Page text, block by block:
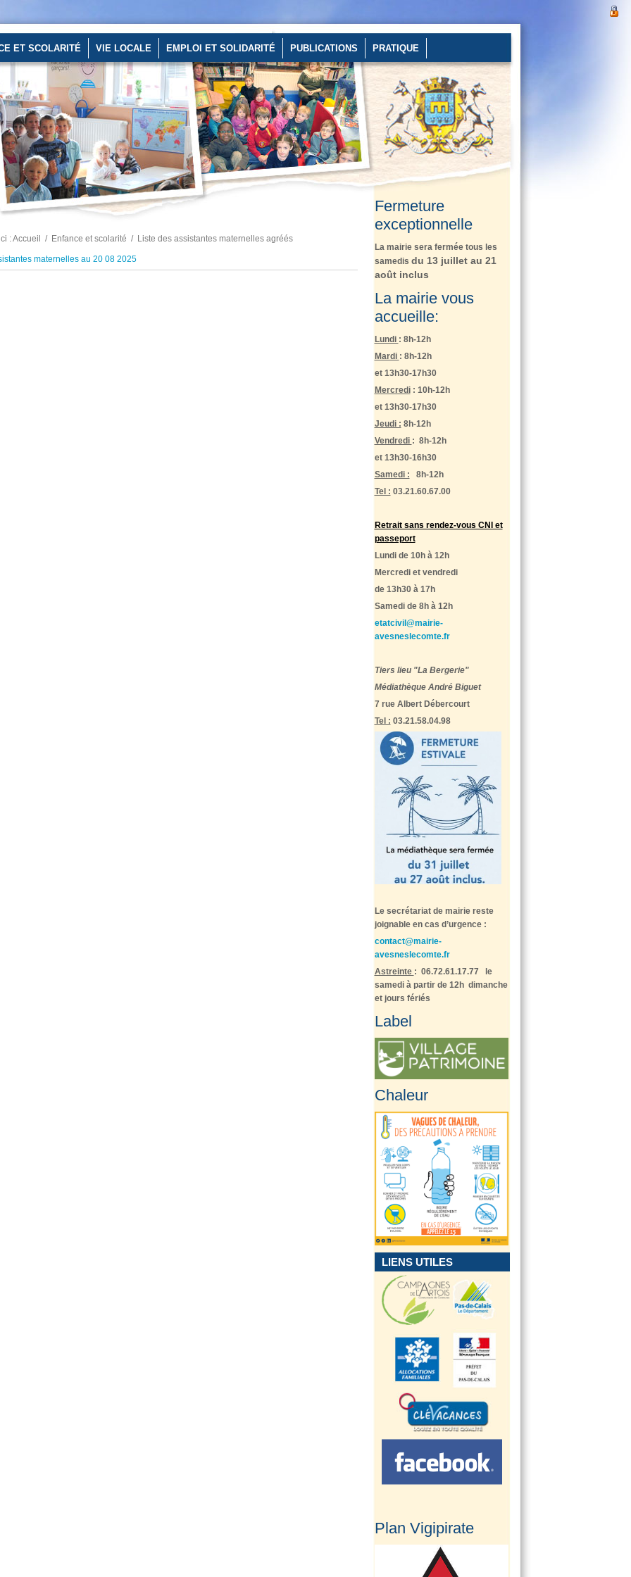
ET SCOLARITÉ VIE LOCALE EMPLOI ET SOLIDARITÉ PUBLICATIONS PRATIQUE
:Accueil / Enfance et scolarité / Liste des assistantes maternelles agréés
maternelles au 20 08 2025
Fermeture
exceptionnelle
La mairie sera fermée tous les
samedis du 13 juillet au 21
août inclus
La mairie vous
accueille:
Lundi : 8h-12h
Mardi : 8h-12h
et 13h30-17h30
Mercredi: 10h-12h
et 13h30-17h30
Jeudi : 8h-12h
Vendredi : 8h-12h
et 13h30-16h30
Samedi : 8h-12h
Tel : 03.21.60.67.00
Retrait sans rendez-vous CNI et
passeport
Lundi de 10h à 12h
Mercredi et vendredi
de 13h30 à 17h
Samedi de 8h à 12h
etatcivil@mairie-
avesneslecomte.fr
Tiers lieu "La Bergerie"
Médiathèque André Biguet
7 rue Albert Débercourt
Tel : 03.21.58.04.98
Le secrétariat de mairie reste
joignable en cas d’urgence :
contact@mairie-
avesneslecomte.fr
Astreinte : 06.72.61.17.77 le
samedi à partir de 12h dimanche
et jours fériés
Label
Chaleur
LIENS UTILES
Plan Vigipirate